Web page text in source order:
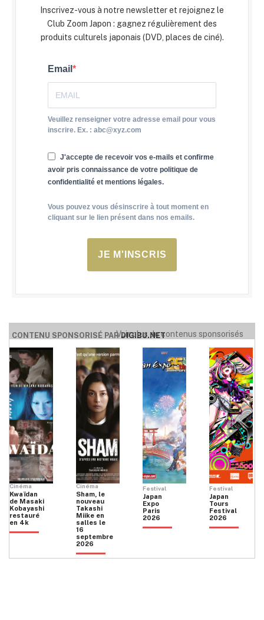
Inscrivez-vous à notre newsletter et rejoignez le
Club Zoom Japon : gagnez régulièrement des
produits culturels japonais (DVD, places de ciné).
Email
Veuillez renseigner votre adresse email pour vous
inscrire. Ex. : abc@xyz.com
J'accepte de recevoir vos e-mails et confirme
avoir pris connaissance de votre politique de
confidentialité et mentions légales.
Vous pouvez vous désinscrire à tout moment en
cliquant sur le lien présent dans nos emails.
JE M'INSCRIS
CONTENU SPONSORISÉ PARDIGIBU.NET
Voir plus de contenus sponsorisés
Cinéma
Kwaïdan
de Masaki
Kobayashi
restauré
en 4k
Cinéma
Sham, le
nouveau
Takashi
Miike en
salles le
16
septembre
2026
Festival
Japan
Expo
Paris
2026
Festival
Japan
Tours
Festival
2026